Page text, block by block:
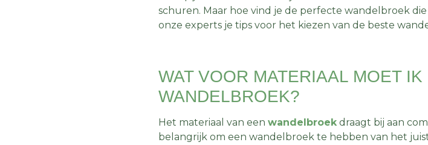
schuren. Maar hoe vind je de perfecte wandelbroek
onze experts je tips voor het kiezen van de beste
WAT VOOR MATERIAAL MOET
WANDELBROEK?
Het materiaal van een wandelbroek draagt bij aan
belangrijk om een wandelbroek te hebben van het